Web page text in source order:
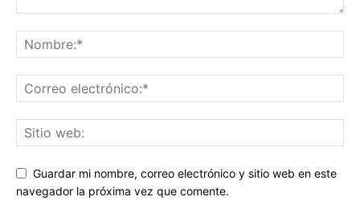
Guardar mi nombre, correo electrónico y sitio web en este
navegador la próxima vez que comente.